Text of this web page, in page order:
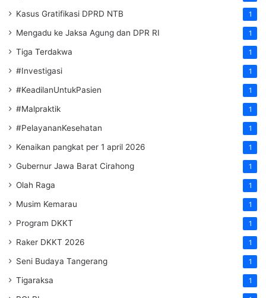
Kasus Gratifikasi DPRD NTB 1
Mengadu ke Jaksa Agung dan DPR RI 1
Tiga Terdakwa 1
#Investigasi 1
#KeadilanUntukPasien 1
#Malpraktik 1
#PelayananKesehatan 1
Kenaikan pangkat per 1 april 2026 1
Gubernur Jawa Barat Cirahong 1
Olah Raga 1
Musim Kemarau 1
Program DKKT 1
Raker DKKT 2026 1
Seni Budaya Tangerang 1
Tigaraksa 1